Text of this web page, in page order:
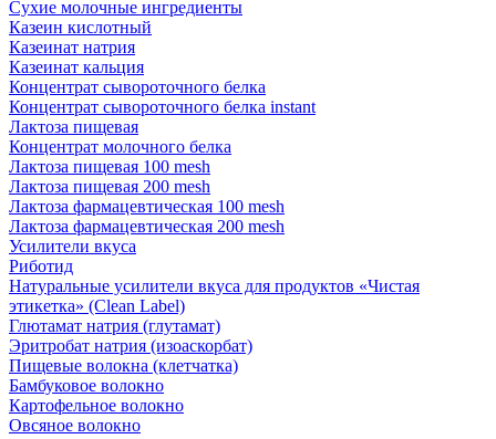
Сухие молочные ингредиенты
Казеин кислотный
Казеинат натрия
Казеинат кальция
Концентрат сывороточного белка
Концентрат сывороточного белка instant
Лактоза пищевая
Концентрат молочного белка
Лактоза пищевая 100 mesh
Лактоза пищевая 200 mesh
Лактоза фармацевтическая 100 mesh
Лактоза фармацевтическая 200 mesh
Усилители вкуса
Риботид
Натуральные усилители вкуса для продуктов «Чистая
этикетка» (Clean Label)
Глютамат натрия (глутамат)
Эритробат натрия (изоаскорбат)
Пищевые волокна (клетчатка)
Бамбуковое волокно
Картофельное волокно
Овсяное волокно